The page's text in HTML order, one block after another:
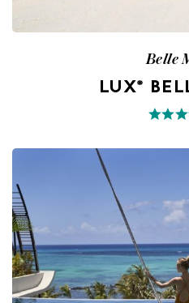
Belle
LUX*